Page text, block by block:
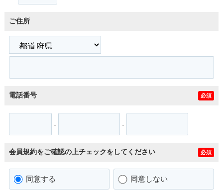
ご住所
電話番号 必須
- -
会員規約をご確認の上チェックをしてください 必須
同意する 同意しない